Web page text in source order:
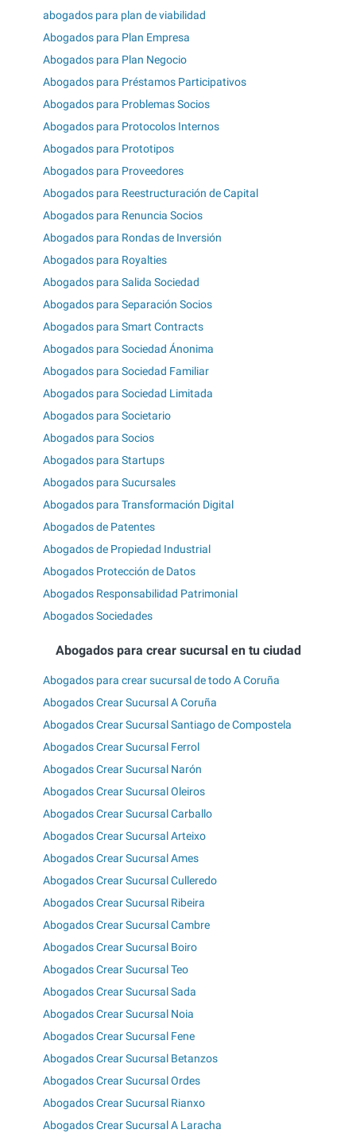
abogados para plan de viabilidad
Abogados para Plan Empresa
Abogados para Plan Negocio
Abogados para Préstamos Participativos
Abogados para Problemas Socios
Abogados para Protocolos Internos
Abogados para Prototipos
Abogados para Proveedores
Abogados para Reestructuración de Capital
Abogados para Renuncia Socios
Abogados para Rondas de Inversión
Abogados para Royalties
Abogados para Salida Sociedad
Abogados para Separación Socios
Abogados para Smart Contracts
Abogados para Sociedad Ánonima
Abogados para Sociedad Familiar
Abogados para Sociedad Limitada
Abogados para Societario
Abogados para Socios
Abogados para Startups
Abogados para Sucursales
Abogados para Transformación Digital
Abogados de Patentes
Abogados de Propiedad Industrial
Abogados Protección de Datos
Abogados Responsabilidad Patrimonial
Abogados Sociedades
Abogados para crear sucursal en tu ciudad
Abogados para crear sucursal de todo A Coruña
Abogados Crear Sucursal A Coruña
Abogados Crear Sucursal Santiago de Compostela
Abogados Crear Sucursal Ferrol
Abogados Crear Sucursal Narón
Abogados Crear Sucursal Oleiros
Abogados Crear Sucursal Carballo
Abogados Crear Sucursal Arteixo
Abogados Crear Sucursal Ames
Abogados Crear Sucursal Culleredo
Abogados Crear Sucursal Ribeira
Abogados Crear Sucursal Cambre
Abogados Crear Sucursal Boiro
Abogados Crear Sucursal Teo
Abogados Crear Sucursal Sada
Abogados Crear Sucursal Noia
Abogados Crear Sucursal Fene
Abogados Crear Sucursal Betanzos
Abogados Crear Sucursal Ordes
Abogados Crear Sucursal Rianxo
Abogados Crear Sucursal A Laracha